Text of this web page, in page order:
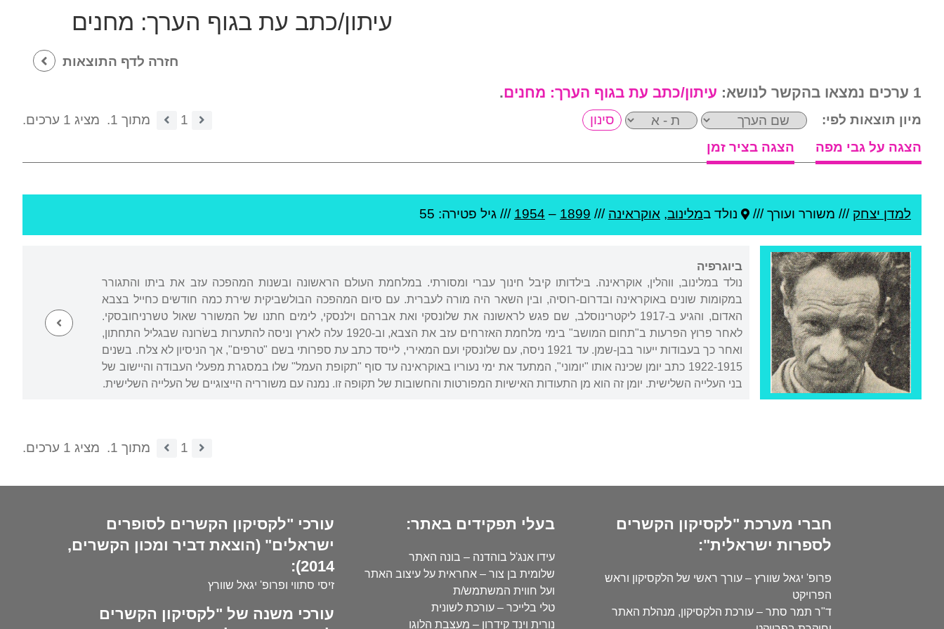
עיתון/כתב עת בגוף הערך: מחנים
חזרה לדף התוצאות
1 ערכים נמצאו בהקשר לנושא: עיתון/כתב עת בגוף הערך: מחנים.
מיון תוצאות לפי: 1 מתוך 1.
מציג 1 ערכים.
הצגה על גבי מפה
הצגה בציר זמן
למדן יצחק /// משורר ועורך /// נולד במלינוב, אוקראינה ///
1899
–
1954 /// גיל פטירה: 55
ביוגרפיה
נולד במלינוב, ווהלין, אוקראינה. בילדותו קיבל חינוך עברי ומסורתי. במלחמת העולם הראשונה ובשנות המהפכה עזב את ביתו והתגורר
במקומות שונים באוקראינה ובדרום-רוסיה, ובין השאר היה מורה לעברית. עם סיום המהפכה הבולשביקית שירת כמה חודשים כחייל בצבא
האדום, והגיע ב-1917 ליקטרינוסלב, שם פגש לראשונה את שלונסקי ואת אברהם וילנסקי, לימים חתנו של המשורר שאול טשרניחובסקי.
לאחר פרוץ הפרעות ב"תחום המושב" בימי מלחמת האזרחים עזב את הצבא, וב-1920 עלה לארץ וניסה להתערות בשׂרונה שבגליל התחתון,
ואחר כך בעבודות ייעור בבן-שמן. עד 1921 ניסה, עם שלונסקי ועם המאירי, לייסד כתב עת ספרותי בשם "טרפים", אך הניסיון לא צלח. בשנים
1922-1915 כתב יומן שכינה אותו "יומוני", המתעד את ימי נעוריו באוקראינה עד סוף "תקופת העמל" שלו במסגרת מפעלי העבודה והיישוב של
בני העלייה השלישית. יומן זה הוא מן התעודות האישיות המפורטות והחשובות של תקופה זו. נמנה עם משורריה הייצוגיים של העלייה השלישית.
1 מתוך 1. מציג 1 ערכים.
חברי מערכת "לקסיקון הקשרים
לספרות ישראלית":
פרופ' יגאל שוורץ – עורך ראשי של הלקסיקון וראש
הפרויקט
ד"ר תמר סתר – עורכת הלקסיקון, מנהלת האתר
בעלי תפקידים באתר:
עידו אנג'ל בוהדנה – בונה האתר
שלומית בן צור – אחראית על עיצוב האתר
ועל חווית המשתמש/ת
טלי בלייכר – עורכת לשונית
נורית וינד קידרון – מעצבת הלוגו
עורכי "לקסיקון הקשרים לסופרים
ישראלים" (הוצאת דביר ומכון הקשרים,
2014):
זיסי סתווי ופרופ' יגאל שוורץ
עורכי משנה של "לקסיקון הקשרים